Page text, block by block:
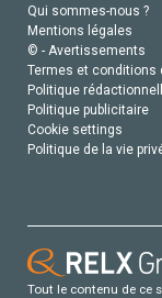
Qui sommes-nous ?
Mentions légales
© - Avertissements
Termes et conditions
Politique
Politique publicitaire
Cookie settings
Politique de la vie
Tout le contenu de ce